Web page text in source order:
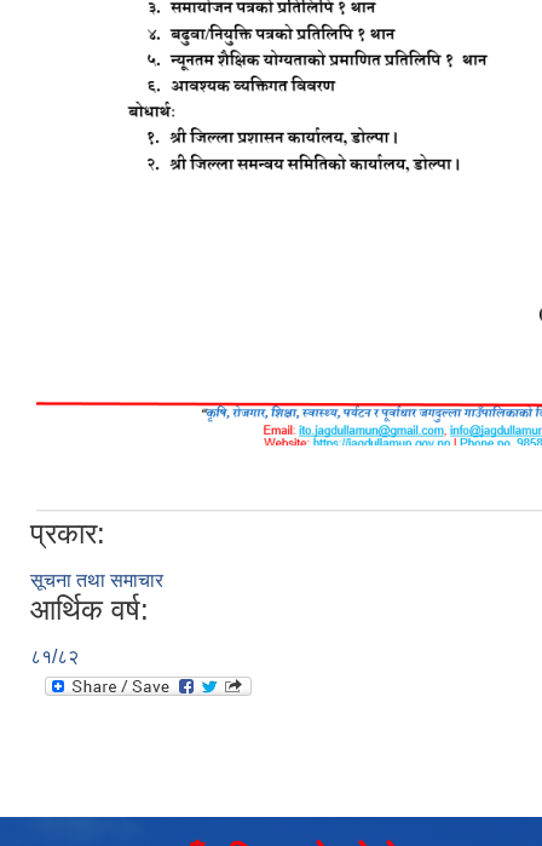
प्रकार:
सूचना तथा समाचार
आर्थिक वर्ष:
८१/८२